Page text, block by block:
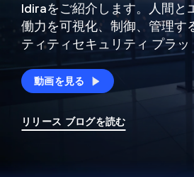
Idiraをご紹介します。人間と
働力を可視化、制御、 管理す
ティティセキュリティ プラッ
動画を見る
リリース ブログを読む